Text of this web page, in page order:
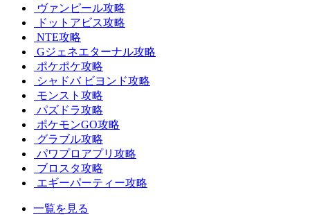
ヴァンピール攻略
ドットアビス攻略
NTE攻略
Gジェネエターナル攻略
ポケポケ攻略
シャドバ ビヨンド攻略
モンスト攻略
パズドラ攻略
ポケモンGO攻略
グラブル攻略
パワプロアプリ攻略
ブロスタ攻略
エギーパーティー攻略
一覧を見る